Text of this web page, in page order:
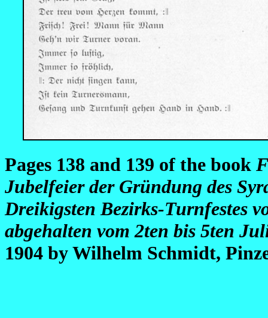
Pages 138 and 139 of the book
Jubelfeier der Gründung des
Dreikigsten Bezirks-Turnfestes
abgehalten vom 2ten bis 5ten
1904 by Wilhelm Schmidt,